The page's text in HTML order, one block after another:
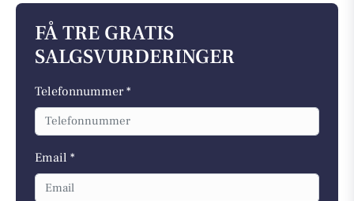
FÅ TRE GRATIS
SALGSVURDERINGER
Telefonnummer *
Email *